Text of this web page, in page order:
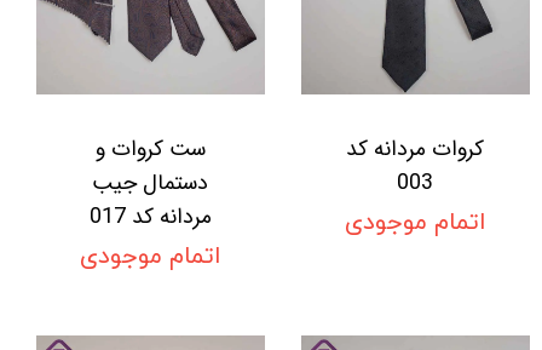
کروات مردانه کد
003
اتمام موجودی
ست کروات و
دستمال جیب
مردانه کد 017
اتمام موجودی